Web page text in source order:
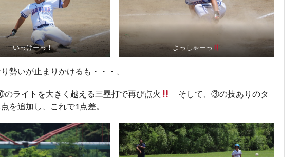
いっけーっ！ よっしゃーっ
勢いが止まりかけるも・・・、
ライトを大きく越える三塁打で再び点火
そして、③の技ありのタ
を追加し、これで1点差。